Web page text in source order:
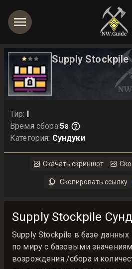
Supply Stockpile
Тир: I
Время сбора:5s
Категория: Сундуки
Скачать скриншот
Скопировать ссылку
Supply Stockpile
Supply Stockpile в базе
по миру с базовыми
возрождения /сбора и